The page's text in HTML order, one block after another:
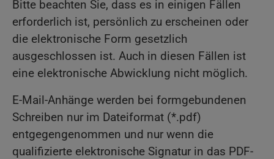
Bitte beachten Sie, dass es in einigen Fällen
erforderlich ist, persönlich zu erscheinen oder
die elektronische Form gesetzlich
ausgeschlossen ist. Auch in diesen Fällen ist
eine elektronische Abwicklung nicht möglich.
E-Mail-Anhänge werden bei formgebundenen
Schreiben nur im Dateiformat (*.pdf)
entgegengenommen und nur wenn die
qualifizierte elektronische Signatur in das PDF-